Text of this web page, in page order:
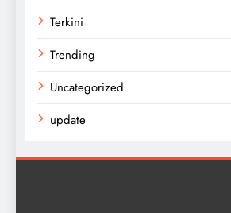
Terkini
Trending
Uncategorized
update